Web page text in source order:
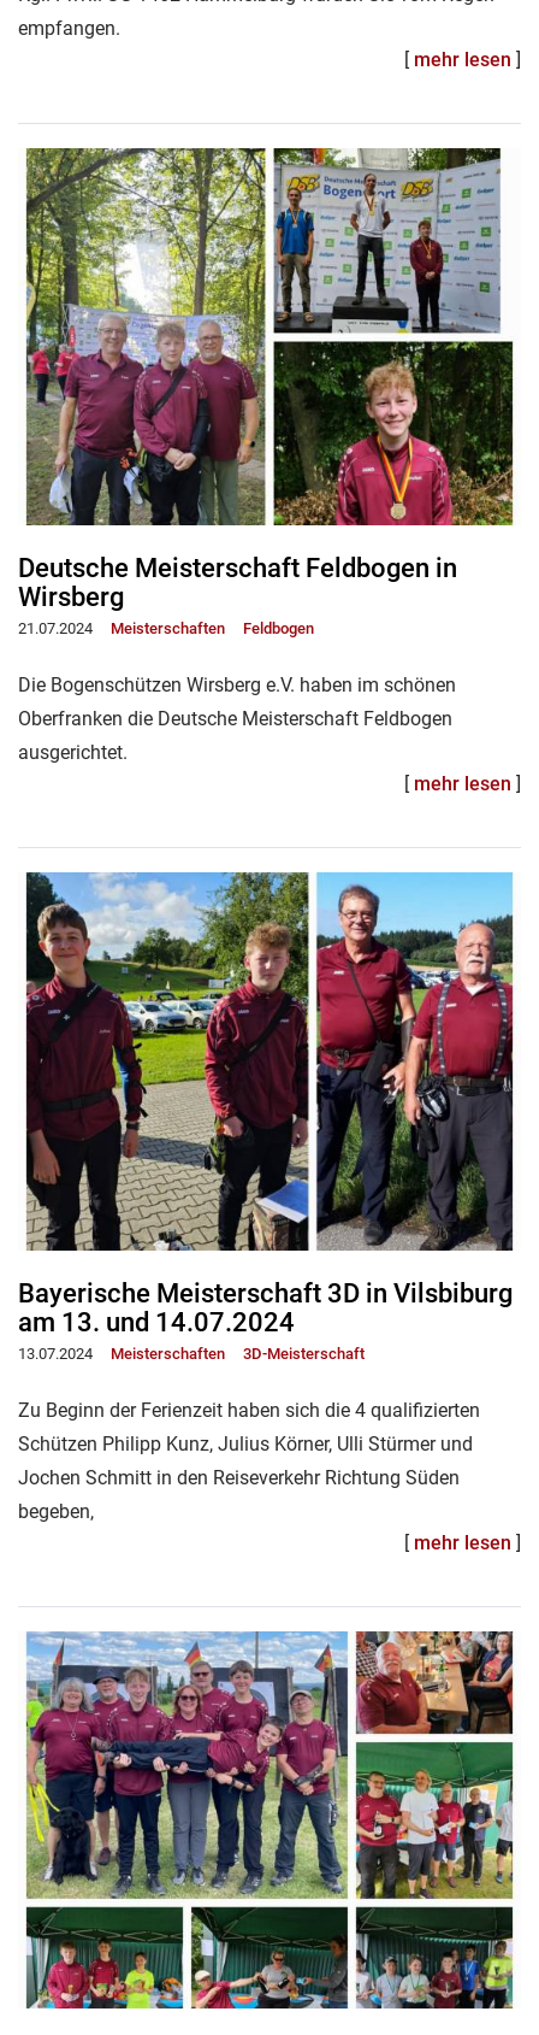
empfangen.
[ mehr lesen ]
Deutsche Meisterschaft Feldbogen in
Wirsberg
21.07.2024 Meisterschaften Feldbogen
Die Bogenschützen Wirsberg e.V. haben im schönen
Oberfranken die Deutsche Meisterschaft Feldbogen
ausgerichtet.
[ mehr lesen ]
Bayerische Meisterschaft 3D in Vilsbiburg
am 13. und 14.07.2024
13.07.2024 Meisterschaften 3D-Meisterschaft
Zu Beginn der Ferienzeit haben sich die 4 qualifizierten
Schützen Philipp Kunz, Julius Körner, Ulli Stürmer und
Jochen Schmitt in den Reiseverkehr Richtung Süden
begeben,
[ mehr lesen ]